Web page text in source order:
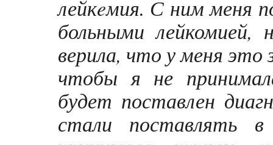
лейкeмия. С ним меня
больными лейкомией,
верила, что у меня это
чтобы я не
будет поставлен
стали поставлять